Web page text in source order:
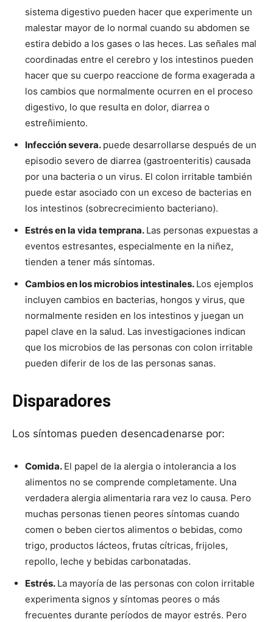
sistema digestivo pueden hacer que experimente un
malestar mayor de lo normal cuando su abdomen se
estira debido a los gases o las heces. Las señales mal
coordinadas entre el cerebro y los intestinos pueden
hacer que su cuerpo reaccione de forma exagerada a
los cambios que normalmente ocurren en el proceso
digestivo, lo que resulta en dolor, diarrea o
estreñimiento.
Infección severa. puede desarrollarse después de un
episodio severo de diarrea (gastroenteritis) causada
por una bacteria o un virus. El colon irritable también
puede estar asociado con un exceso de bacterias en
los intestinos (sobrecrecimiento bacteriano).
Estrés en la vida temprana. Las personas expuestas a
eventos estresantes, especialmente en la niñez,
tienden a tener más síntomas.
Cambios en los microbios intestinales. Los ejemplos
incluyen cambios en bacterias, hongos y virus, que
normalmente residen en los intestinos y juegan un
papel clave en la salud. Las investigaciones indican
que los microbios de las personas con colon irritable
pueden diferir de los de las personas sanas.
Disparadores
Los síntomas pueden desencadenarse por:
Comida. El papel de la alergia o intolerancia a los
alimentos no se comprende completamente. Una
verdadera alergia alimentaria rara vez lo causa. Pero
muchas personas tienen peores síntomas cuando
comen o beben ciertos alimentos o bebidas, como
trigo, productos lácteos, frutas cítricas, frijoles,
repollo, leche y bebidas carbonatadas.
Estrés. La mayoría de las personas con colon irritable
experimenta signos y síntomas peores o más
frecuentes durante períodos de mayor estrés. Pero